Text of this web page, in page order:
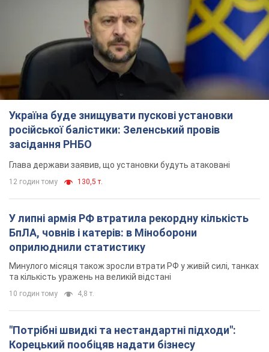
Україна буде знищувати пускові установки
російської балістики: Зеленський провів
засідання РНБО
Глава держави заявив, що установки будуть атаковані
12 годин тому 130,5 т.
У липні армія РФ втратила рекордну кількість
БпЛА, човнів і катерів: в Міноборони
оприлюднили статистику
Минулого місяця також зросли втрати РФ у живій силі, танках
та кількість уражень на великій відстані
10 годин тому 4,8 т.
"Потрібні швидкі та нестандартні підходи":
Корецький пообіцяв надати бізнесу